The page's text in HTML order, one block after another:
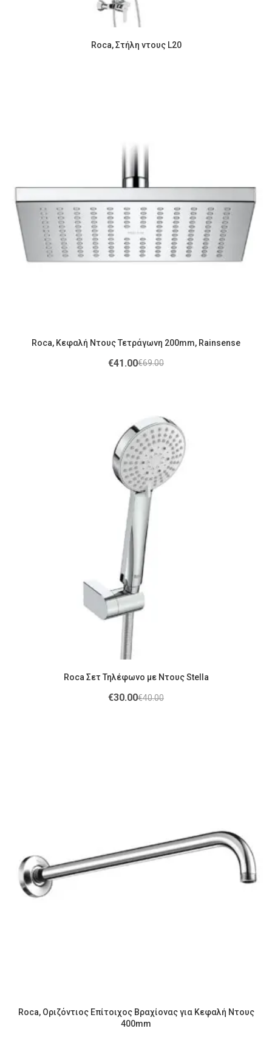
Roca, Στήλη ντους L20
Roca, Κεφαλή Ντους Τετράγωνη 200mm, Rainsense
€69.00
€41.00
Roca Σετ Τηλέφωνο με Ντους Stella
€40.00
€30.00
Roca, Οριζόντιος Επίτοιχος Βραχίονας για Κεφαλή Ντους
400mm